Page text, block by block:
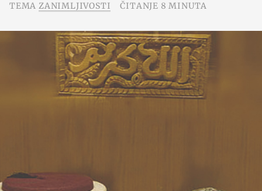
TEMA ZANIMLJIVOSTI ČITANJE 8 MINUTA